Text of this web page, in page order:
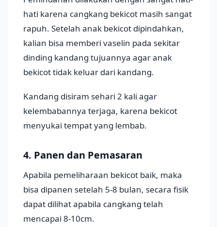
hati karena cangkang bekicot masih sangat
rapuh. Setelah anak bekicot dipindahkan,
kalian bisa memberi vaselin pada sekitar
dinding kandang tujuannya agar anak
bekicot tidak keluar dari kandang.
Kandang disiram sehari 2 kali agar
kelembabannya terjaga, karena bekicot
menyukai tempat yang lembab.
4. Panen dan Pemasaran
Apabila pemeliharaan bekicot baik, maka
bisa dipanen setelah 5-8 bulan, secara fisik
dapat dilihat apabila cangkang telah
mencapai 8-10cm.